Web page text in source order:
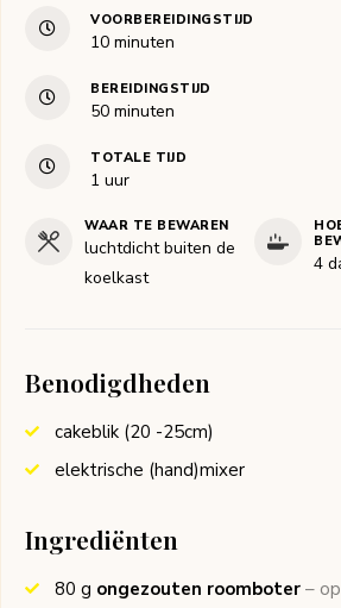
VOORBEREIDINGSTIJD
10minuten
minuten
BEREIDINGSTIJD
50minuten
minuten
TOTALE TIJD
1 uur
uur
WAAR TE BEWAREN
luchtdicht buiten de
koelkast
4
Benodigdheden
cakeblik (20 -25cm)
elektrische (hand)mixer
Ingrediënten
80 g ongezouten roomboter –